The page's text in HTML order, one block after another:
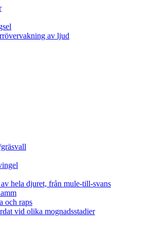
av ljud
hela djuret, från mule-till-svans
och raps
vid olika mognadsstadier